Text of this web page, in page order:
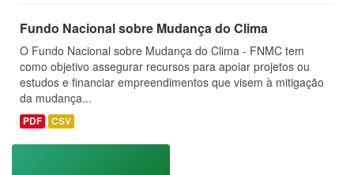
Fundo Nacional sobre Mudança do Clima
O Fundo Nacional sobre Mudança do Clima - FNMC tem
como objetivo assegurar recursos para apoiar projetos ou
estudos e financiar empreendimentos que visem à mitigação
da mudança...
PDF CSV